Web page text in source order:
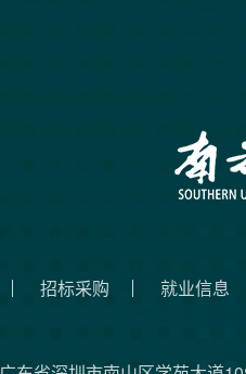
招标采购 就业信息